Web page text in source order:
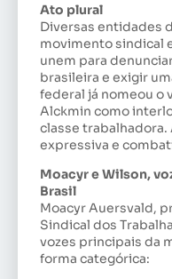
Ato plural
Diversas entidades
movimento sindical
unem para
brasileira e exigir
federal já nomeou
Alckmin como
classe trabalhadora.
expressiva e
Moacyr e Wilson,
Brasil
Moacyr Auersvald,
Sindical dos
vozes principais da
forma categórica: